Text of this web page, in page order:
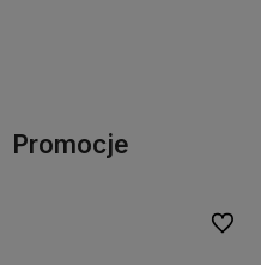
Promocje
Do